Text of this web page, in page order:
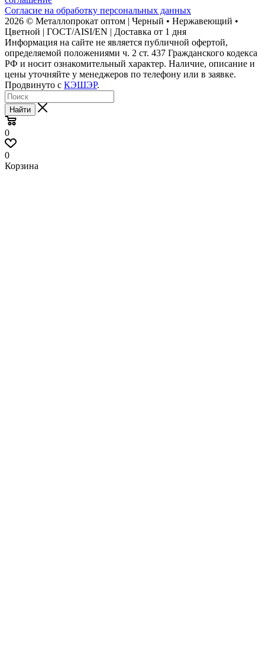
Согласие на обработку персональных данных
2026 © Металлопрокат оптом | Черный • Нержавеющий •
Цветной | ГОСТ/AISI/EN | Доставка от 1 дня
Информация на сайте не является публичной офертой,
определяемой положениями ч. 2 ст. 437 Гражданского кодекса
РФ и носит ознакомительный характер. Наличие, описание и
цены уточняйте у менеджеров по телефону или в заявке.
Продвинуто с КЭШЭР.
Найти
0
0
Корзина